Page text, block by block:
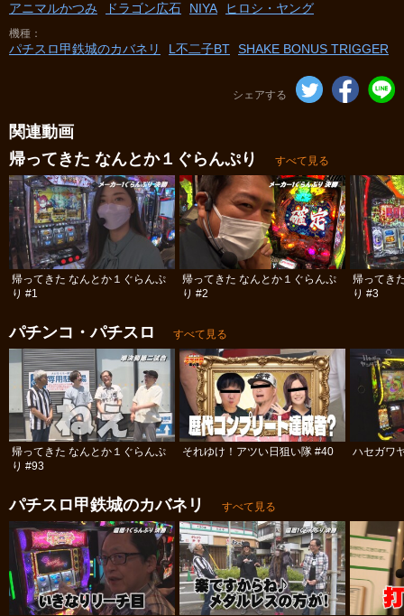
アニマルかつみ ドラゴン広石 NIYA ヒロシ・ヤング
機種
パチスロ甲鉄城のカバネリ L不二子BT SHAKE BONUS TRIGGER
シェアする
関連動画
帰ってきた なんとか１ぐらんぷり
すべて見る
帰ってきた なんとか１ぐらんぷ
り #1
帰ってきた なんとか１ぐらんぷ
り #2
帰ってき
り #3
パチンコ・パチスロ すべて見る
帰ってきた なんとか１ぐらんぷ
り #93
それゆけ！アツい日狙い隊 #40 ハセガワ
パチスロ甲鉄城のカバネリ すべて見る